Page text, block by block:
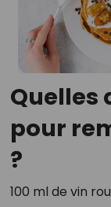
Quelles
pour
?
100 ml de vin